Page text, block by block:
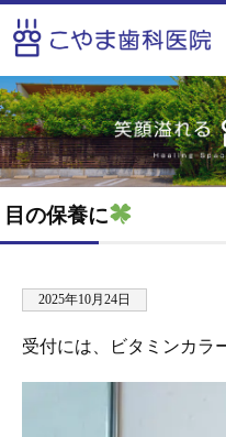
目の保養に
2025年10月24日
受付には、ビタミンカラ